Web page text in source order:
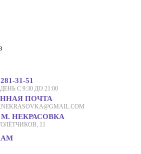
31-51
С 9:30 ДО 21:00
ПОЧТА
НЕКРАСОВКА
11